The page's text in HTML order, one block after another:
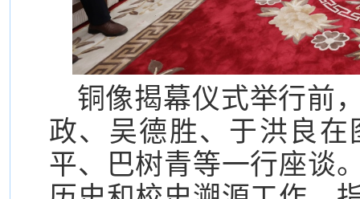
铜像揭幕仪式举行前
政、吴德胜、于洪良
平、巴树青等一行座谈